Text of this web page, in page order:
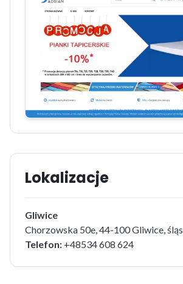
Lokalizacje
Gliwice
Chorzowska 50e, 44-100 Gliwice,
Telefon: +48534 608 624